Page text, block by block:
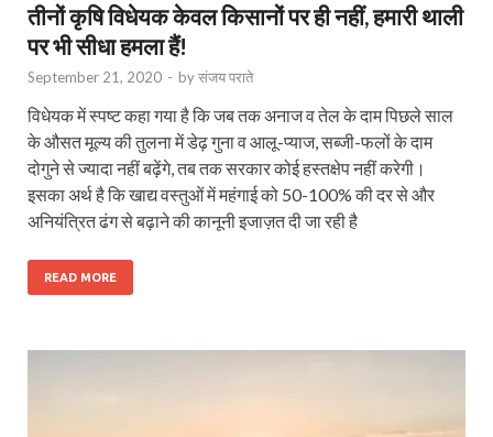
तीनों कृषि विधेयक केवल किसानों पर ही नहीं, हमारी थाली
पर भी सीधा हमला हैं!
September 21, 2020 - byसंजय पराते
विधेयक में स्पष्ट कहा गया है कि जब तक अनाज व तेल के दाम पिछले साल
के औसत मूल्य की तुलना में डेढ़ गुना व आलू-प्याज, सब्जी-फलों के दाम
दोगुने से ज्यादा नहीं बढ़ेंगे, तब तक सरकार कोई हस्तक्षेप नहीं करेगी।
इसका अर्थ है कि खाद्य वस्तुओं में महंगाई को 50-100% की दर से और
अनियंत्रित ढंग से बढ़ाने की कानूनी इजाज़त दी जा रही है
READ MORE